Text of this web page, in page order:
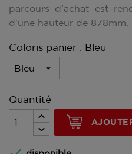
parcours d'achat est
d'une hauteur de 878mm.
Coloris panier : Bleu
Quantité